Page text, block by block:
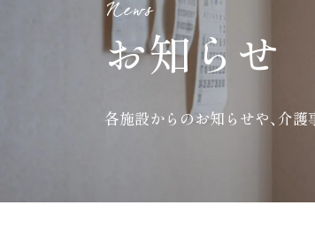
お知らせ
各施設からのお知らせや、介護